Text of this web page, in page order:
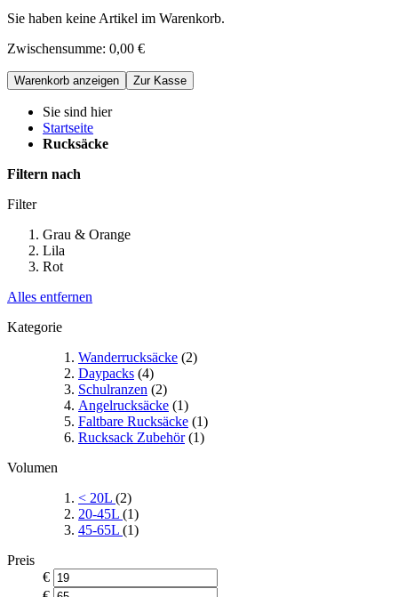
Sie haben keine Artikel im Warenkorb.
Zwischensumme: 0,00 €
Warenkorb anzeigen Zur Kasse
Sie sind hier
Startseite
Rucksäcke
Filtern nach
Filter
Grau & Orange
Lila
Rot
Alles entfernen
Kategorie
Wanderrucksäcke (2)
Daypacks (4)
Schulranzen (2)
Angelrucksäcke (1)
Faltbare Rucksäcke (1)
Rucksack Zubehör(1)
Volumen
< 20L (2)
20-45L (1)
45-65L (1)
Preis
€